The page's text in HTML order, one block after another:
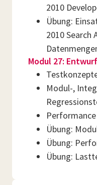
2010
Übung:
2010 Search
Modul 27:
Modul-,
Übung:
Übung:
Übung: